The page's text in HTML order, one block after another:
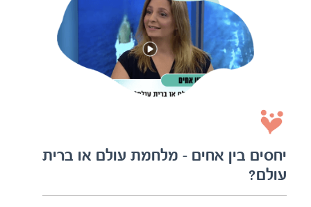
יחסים בין אחים – מלחמת עולם או ברית
עולם?
עדי משתפת בכמה דרכים טובות לגדל ילדים שיהיו גם